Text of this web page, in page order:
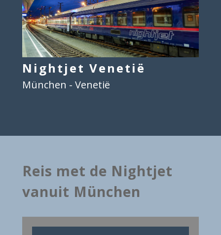
Nightjet Venetië
München - Venetië
Reis met de Nightjet
vanuit München